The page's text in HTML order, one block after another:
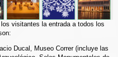
visitantes la entrada a todos los
Ducal, Museo Correr (incluye las